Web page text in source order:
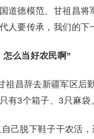
道德模范、甘祖昌
人要传承，我们的下
么当好农民啊”
祖昌辞去新疆军区后
有3个箱子、3只麻袋
己脱下鞋子干农活